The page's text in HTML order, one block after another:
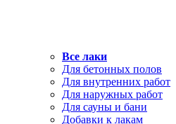
Все лаки
Для бетонных полов
Для внутренних работ
Для наружных работ
Для сауны и бани
Добавки к лакам